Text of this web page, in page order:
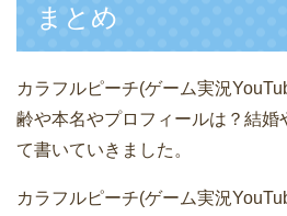
まとめ
カラフルピーチ(ゲーム実況
齢や本名やプロフィールは？結婚
て書いていきました。
カラフルピーチ(ゲーム実況